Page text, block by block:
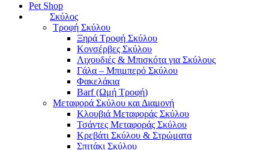
Pet Shop
Σκύλος
Τροφή Σκύλου
Ξηρά Τροφή Σκύλου
Κονσέρβες Σκύλου
Λιχουδιές & Μπισκότα για Σκύλους
Γάλα – Μπιμπερό Σκύλου
Φακελάκια
Barf (Ωμή Τροφή)
Μεταφορά Σκύλου και Διαμονή
Κλουβιά Μεταφοράς Σκύλου
Τσάντες Μεταφοράς Σκύλου
Κρεβάτι Σκύλου & Στρώματα
Σπιτάκι Σκύλου